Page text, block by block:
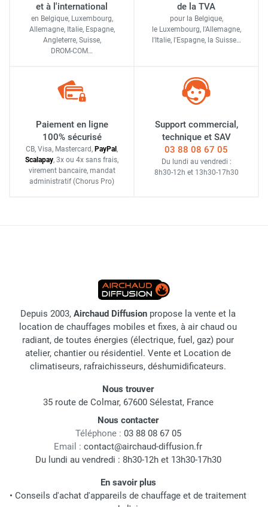
et à l'international
en Belgique, Luxembourg,
Allemagne, Italie, Espagne,
Angleterre, Suisse,
DROM-COM…
de la TVA
pour la Belgique,
le Luxembourg, l'Allemagne,
l'Italie, l'Espagne, la Suisse…
Paiement en ligne
100% sécurisé
CB, Visa, Mastercard, PayPal ,
Scalapay, 3x ou 4x sans frais,
virement bancaire, mandat
administratif (Chorus Pro)
Support commercial,
technique et SAV
03 88 08 67 05
Du lundi au vendredi :
8h30-12h et 13h30-17h30
Depuis 2003, Airchaud Diffusion propose la vente et la
location de chauffages mobiles et fixes, à air chaud ou
radiant, de toutes énergies (électrique, fuel, gaz) pour
atelier, chantier ou résidentiel. Vente et Location de
climatiseurs, rafraichisseurs, déshumidificateurs.
Nous trouver
35 route de Colmar, 67600 Sélestat, France
Nous contacter
Téléphone : 03 88 08 67 05
Email : contact@airchaud-diffusion.fr
Du lundi au vendredi : 8h30-12h et 13h30-17h30
En savoir plus
• Conseils d'achat d'appareils de chauffage et de traitement